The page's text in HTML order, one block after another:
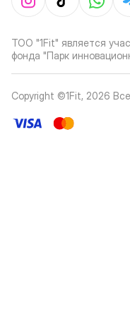
ТОО "1Fit" является
фонда "Парк
Copyright ©1Fit, 2026